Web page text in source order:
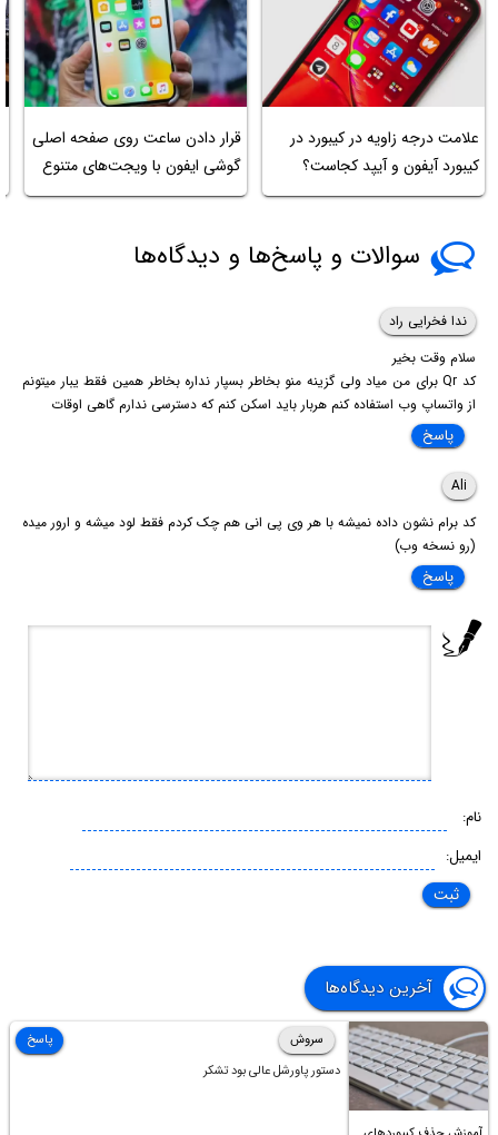
علامت درجه زاویه در کیبورد در
کیبورد آیفون و آیپد کجاست؟
قرار دادن ساعت روی صفحه اصلی
گوشی ایفون با ویجت‌های متنوع
سوالات و پاسخ‌ها و دیدگاه‌ها
ندا فخرایی راد
سلام وقت بخیر
کد Qr برای من میاد ولی گزینه منو بخاطر بسپار نداره بخاطر همین فقط یبار میتونم
از واتساپ وب استفاده کنم هربار باید اسکن کنم که دسترسی ندارم گاهی اوقات
پاسخ
Ali
کد برام نشون داده نمیشه با هر وی پی انی هم چک کردم فقط لود میشه و ارور میده
(رو نسخه وب)
پاسخ
نام:
ایمیل:
آخرین دیدگاه‌ها
سروش
دستور پاورشل عالی بود تشکر
پاسخ